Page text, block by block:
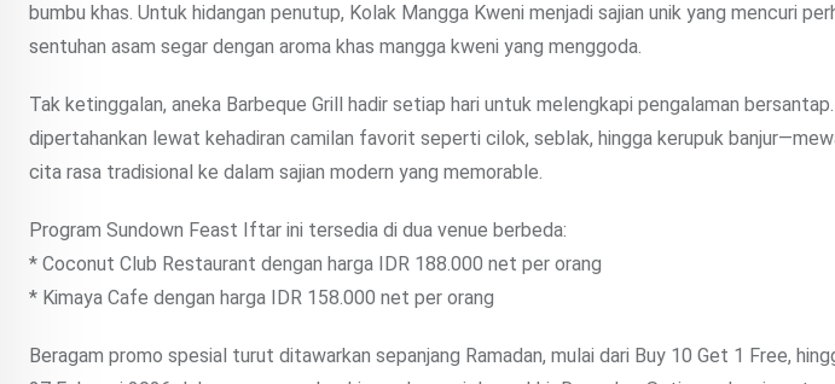
bumbu khas. Untuk hidangan penutup, Kolak Mangga Kweni menjadi sajian unik yang mencuri
sentuhan asam segar dengan aroma khas mangga kweni yang menggoda.
Tak ketinggalan, aneka Barbeque Grill hadir setiap hari untuk melengkapi pengalaman
dipertahankan lewat kehadiran camilan favorit seperti cilok, seblak, hingga kerupuk
cita rasa tradisional ke dalam sajian modern yang memorable.
Program Sundown Feast Iftar ini tersedia di dua venue berbeda:
* Coconut Club Restaurant dengan harga IDR 188.000 net per orang
* Kimaya Cafe dengan harga IDR 158.000 net per orang
Beragam promo spesial turut ditawarkan sepanjang Ramadan, mulai dari Buy 10 Get 1 Free,